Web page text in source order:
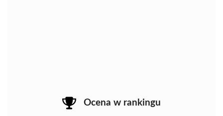
Ocena w rankingu